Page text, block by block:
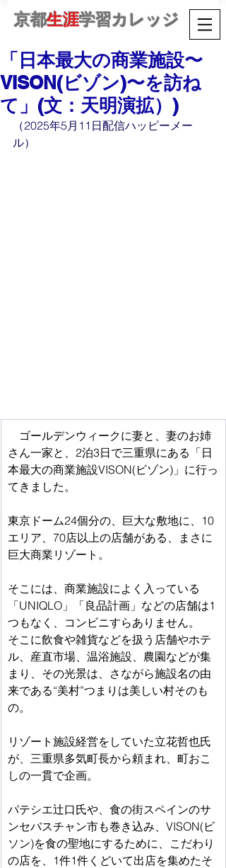
京都生涯学習カレッジ
「日本最大の商業施設〜
VISON(ビゾン)〜を訪ね
て」(文：天明演拡）)
（2025年5月11日配信ハッピーメー
ル）
ゴールデンウィークに妻と、妻のお姉
さん一家と、2泊3日で三重県にある「日
本最大の商業施設VISON(ビゾン)」に行っ
てきました。
東京ドーム24個分の、巨大な敷地に、10
エリア、70店以上の店舗がある、まさに
巨大商業リゾート。
そこには、商業施設によく入っている
「UNIQLO」「良品計画」などの店舗は1
つもなく、コンビニすらありません。
そこに飲食や雑貨などを扱う店舗やホテ
ル、産直市場、温浴施設、農園などが集
まり、その光景は、さながら施設名の由
来である“美村”つまりは美しい村そのも
の。
リゾート施設経営をしていた立花哲也氏
が、三重県多気町長から頼まれ、町おこ
しの一貫で企画。
パテシエ辻口氏や、食の街スペインのサ
ンセバスチャン市も巻き込み、VISON(ビ
ソン)を食の聖地にするために、こだわり
の店を、1件1件くどいて出店を集めたそ